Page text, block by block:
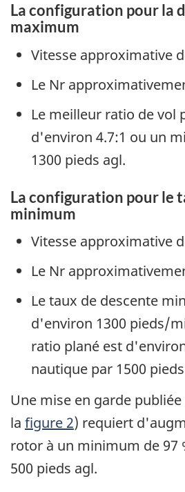
La configuration pour la
maximum
Vitesse approximative
Le Nr
Le meilleur ratio de vol
d'environ 4.7:1 ou un
1300 pieds agl.
La configuration pour le
minimum
Vitesse approximative
Le Nr
Le taux de descente
d'environ 1300 pieds/
ratio plané est
nautique par 1500
Une mise en garde
la figure 2) requiert
rotor à un minimum de 97
500 pieds agl.